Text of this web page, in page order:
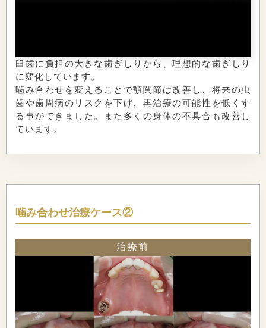
臼歯に負担の大きな歯ぎしりから、理想的な歯ぎしり
に変化しています。
噛み合わせを変えることで顎関節は改善し、将来の虫
歯や歯周病のリスクを下げ、再治療の可能性を低くす
る事ができました。また多くの身体の不具合も改善し
ています。
噛み合わせ治療ケース②
治療前